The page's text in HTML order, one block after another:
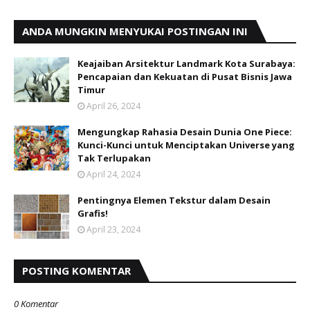
ANDA MUNGKIN MENYUKAI POSTINGAN INI
Keajaiban Arsitektur Landmark Kota Surabaya:
Pencapaian dan Kekuatan di Pusat Bisnis Jawa
Timur
April 26, 2024
Mengungkap Rahasia Desain Dunia One Piece:
Kunci-Kunci untuk Menciptakan Universe yang
Tak Terlupakan
April 24, 2024
Pentingnya Elemen Tekstur dalam Desain
Grafis!
April 23, 2024
POSTING KOMENTAR
0 Komentar